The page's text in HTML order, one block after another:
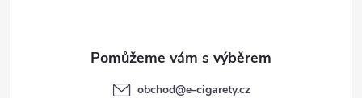
obchod@e-cigarety.cz